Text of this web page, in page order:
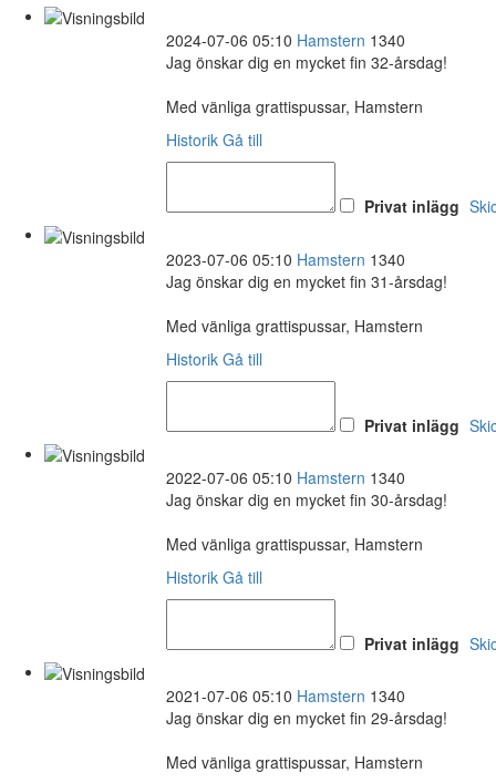
2024-07-06 05:10 Hamstern 1340
Jag önskar dig en mycket fin 32-årsdag!
Med vänliga grattispussar, Hamstern
Historik Gå till
Privat inlägg
2023-07-06 05:10 Hamstern 1340
Jag önskar dig en mycket fin 31-årsdag!
Med vänliga grattispussar, Hamstern
Historik Gå till
Privat inlägg
2022-07-06 05:10 Hamstern 1340
Jag önskar dig en mycket fin 30-årsdag!
Med vänliga grattispussar, Hamstern
Historik Gå till
Privat inlägg
2021-07-06 05:10 Hamstern 1340
Jag önskar dig en mycket fin 29-årsdag!
Med vänliga grattispussar, Hamstern